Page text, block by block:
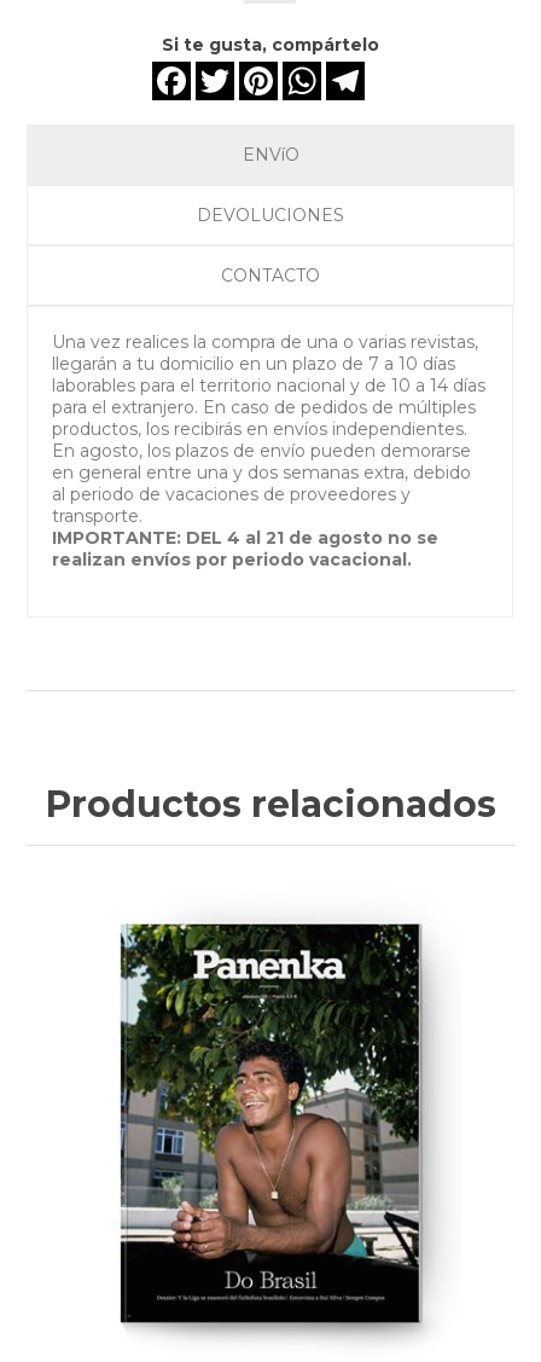
Si te gusta, compártelo
FacebookTwitter PinterestWhatsApp
ENVíO
DEVOLUCIONES
CONTACTO
Una vez realices la compra de una o varias revistas,
llegarán a tu domicilio en un plazo de 7 a 10 días
laborables para el territorio nacional y de 10 a 14 días
para el extranjero. En caso de pedidos de múltiples
productos, los recibirás en envíos independientes.
En agosto, los plazos de envío pueden demorarse
en general entre una y dos semanas extra, debido
al periodo de vacaciones de proveedores y
transporte.
IMPORTANTE: DEL 4 al 21 de agosto no se
realizan envíos por periodo vacacional.
Productos relacionados